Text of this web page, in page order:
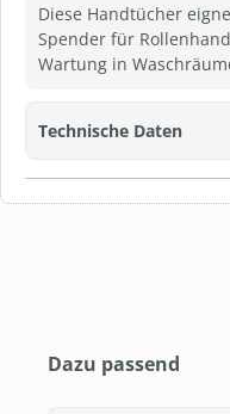
Diese Handtücher
Spender für
Wartung in
Technische Daten
Produktgalerie
Dazu passend